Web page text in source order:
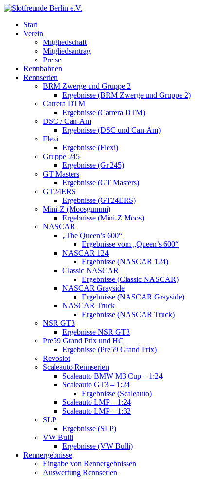
Start
Verein
Mitgliedschaft
Mitgliedsantrag
Preise
Rennbahnen
Rennserien
BRM Zwerge und Gruppe 2
Ergebnisse (BRM Zwerge und Gruppe 2)
Carrera DTM
Ergebnisse (Carrera DTM)
DSC / Can-Am
Ergebnisse (DSC und Can-Am)
Flexi
Ergebnisse (Flexi)
Gruppe 245
Ergebnisse (Gr.245)
GT Masters
Ergebnisse (GT Masters)
GT24ERS
Ergebnisse (GT24ERS)
Mini-Z (Moosgummi)
Ergebnisse (Mini-Z Moos)
NASCAR
„The Queen’s 600“
Ergebnisse vom „Queen’s 600“
NASCAR 124
Ergebnisse (NASCAR 124)
Classic NASCAR
Ergebnisse (Classic NASCAR)
NASCAR Grayside
Ergebnisse (NASCAR Grayside)
NASCAR Truck
Ergebnisse (NASCAR Truck)
NSR GT3
Ergebnisse NSR GT3
Pre59 Grand Prix und HC
Ergebnisse (Pre59 Grand Prix)
Revoslot
Scaleauto Rennserien
Scaleauto BMW M3 Cup – 1:24
Scaleauto GT3 – 1:24
Ergebnisse (Scaleauto)
Scaleauto LMP – 1:24
Scaleauto LMP – 1:32
SLP
Ergebnisse (SLP)
VW Bulli
Ergebnisse (VW Bulli)
Rennergebnisse
Eingabe von Rennergebnissen
Auswertung Rennserien